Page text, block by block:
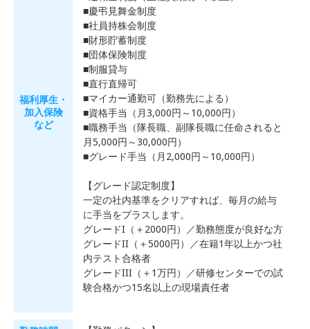
福利厚生・
加入保険
など
■慶弔見舞金制度
■社員持株会制度
■財形貯蓄制度
■団体保険制度
■制服貸与
■直行直帰可
■マイカー通勤可（勤務先による）
■資格手当（月3,000円～10,000円）
■職務手当（隊長職、副隊長職に任命されると
月5,000円～30,000円）
■グレード手当（月2,000円～10,000円）
【グレード認定制度】
一定の社内基準をクリアすれば、毎月の給与
に手当をプラスします。
グレードI（＋2000円）／勤務態度が良好な方
グレードII（＋5000円）／在籍1年以上かつ社
内テスト合格者
グレードIII（＋1万円）／研修センターでの試
験合格かつ15名以上の現場責任者